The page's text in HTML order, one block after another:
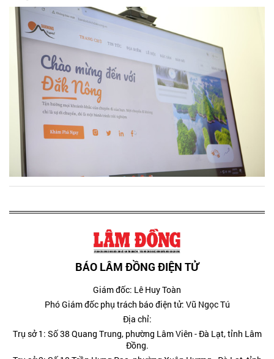
BÁO LÂM ĐỒNG ĐIỆN TỬ
Giám đốc: Lê Huy Toàn
Phó Giám đốc phụ trách báo điện tử: Vũ Ngọc Tú
Địa chỉ:
Trụ sở 1: Số 38 Quang Trung, phường Lâm Viên - Đà Lạt, tỉnh Lâm
Đồng.